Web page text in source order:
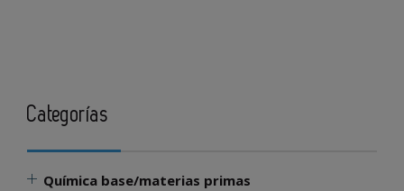
Categorías
Química base/materias primas